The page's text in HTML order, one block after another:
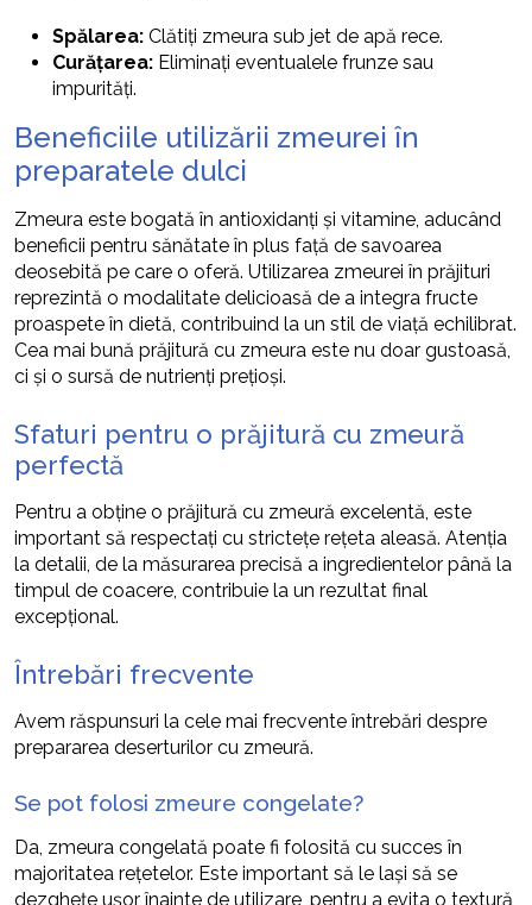
Spălarea: Clătiți zmeura sub jet de apă rece.
Curățarea: Eliminați eventualele frunze sau
impurități.
Beneficiile utilizării zmeurei în
preparatele dulci
Zmeura este bogată în antioxidanți și vitamine, aducând
beneficii pentru sănătate în plus față de savoarea
deosebită pe care o oferă. Utilizarea zmeurei în prăjituri
reprezintă o modalitate delicioasă de a integra fructe
proaspete în dietă, contribuind la un stil de viață echilibrat.
Cea mai bună prăjitură cu zmeura este nu doar gustoasă,
ci și o sursă de nutrienți prețioși.
Sfaturi pentru o prăjitură cu zmeură
perfectă
Pentru a obține o prăjitură cu zmeură excelentă, este
important să respectați cu strictețe rețeta aleasă. Atenția
la detalii, de la măsurarea precisă a ingredientelor până la
timpul de coacere, contribuie la un rezultat final
excepțional.
Întrebări frecvente
Avem răspunsuri la cele mai frecvente întrebări despre
prepararea deserturilor cu zmeură.
Se pot folosi zmeure congelate?
Da, zmeura congelată poate fi folosită cu succes în
majoritatea rețetelor. Este important să le lași să se
dezghețe ușor înainte de utilizare, pentru a evita o textură